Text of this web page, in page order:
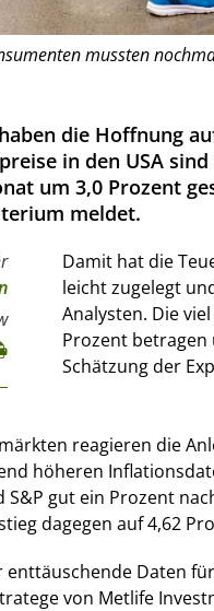
mussten
die Hoffnung
in den USA
um 3,0 Prozent
meldet.
Damit hat die
leicht zugelegt
Analysten. Die
Prozent
Schätzung der
reagieren die
höheren
S&P gut ein Prozent
dagegen auf 4,62
enttäuschende Daten
von Metlife